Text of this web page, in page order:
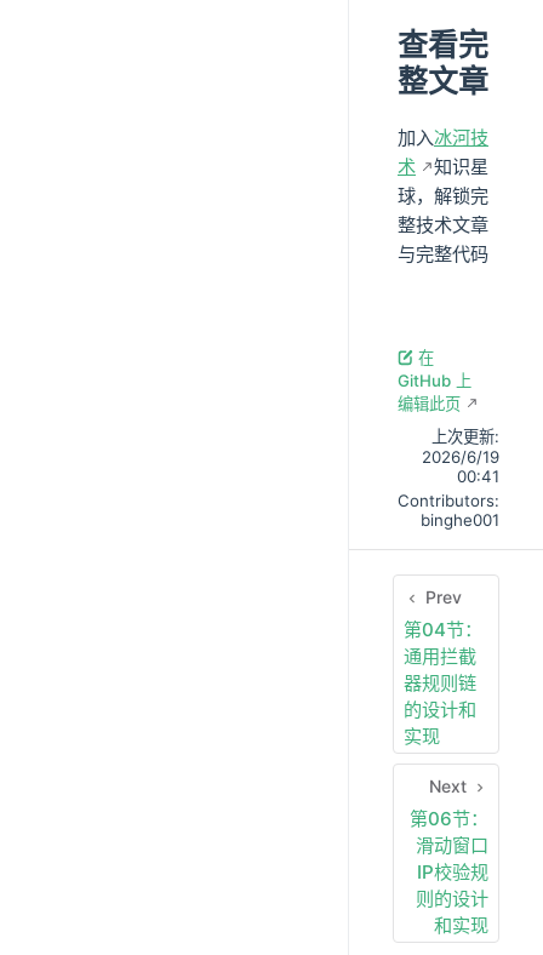
查看完
整文章
加入冰河技
术
知识星
球，解锁完
整技术文章
与完整代码
在
GitHub 上
编辑此页
上次更新:
2026/6/19
00:41
Contributors:
binghe001
Prev
第04节：
通用拦截
器规则链
的设计和
实现
Next
第06节：
滑动窗口
IP校验规
则的设计
和实现